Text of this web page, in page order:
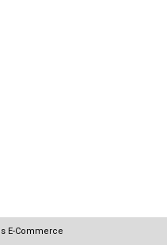
E-Commerce